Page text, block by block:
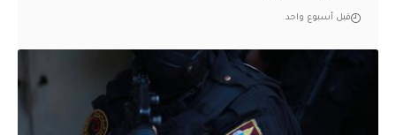
قبل أسبوع واحد